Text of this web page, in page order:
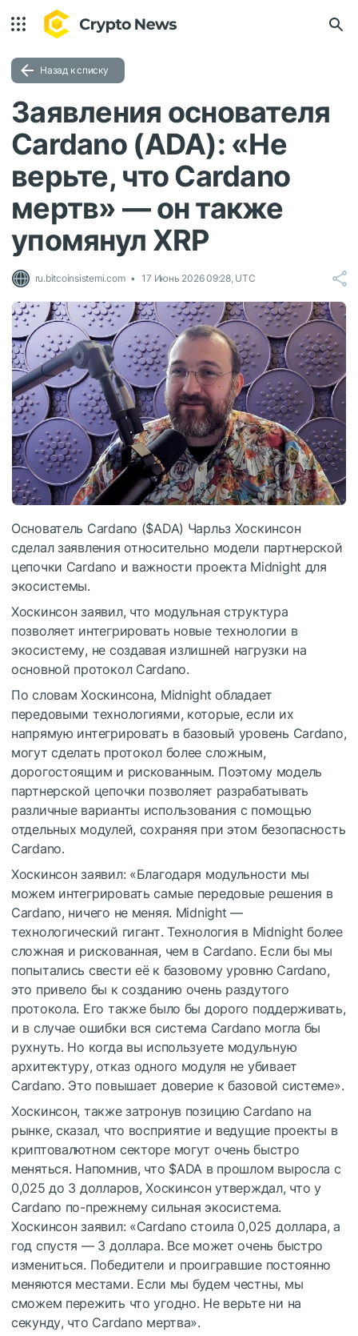
Назад к списку
Заявления основателя
Cardano (ADA): «Не
верьте, что Cardano
мертв» — он также
упомянул XRP
ru.bitcoinsistemi.com 17 Июнь 2026 09:28, UTC
Основатель Cardano ($ADA) Чарльз Хоскинсон
сделал заявления относительно модели партнерской
цепочки Cardano и важности проекта Midnight для
экосистемы.
Хоскинсон заявил, что модульная структура
позволяет интегрировать новые технологии в
экосистему, не создавая излишней нагрузки на
основной протокол Cardano.
По словам Хоскинсона, Midnight обладает
передовыми технологиями, которые, если их
напрямую интегрировать в базовый уровень Cardano,
могут сделать протокол более сложным,
дорогостоящим и рискованным. Поэтому модель
партнерской цепочки позволяет разрабатывать
различные варианты использования с помощью
отдельных модулей, сохраняя при этом безопасность
Cardano.
Хоскинсон заявил: «Благодаря модульности мы
можем интегрировать самые передовые решения в
Cardano, ничего не меняя. Midnight —
технологический гигант. Технология в Midnight более
сложная и рискованная, чем в Cardano. Если бы мы
попытались свести её к базовому уровню Cardano,
это привело бы к созданию очень раздутого
протокола. Его также было бы дорого поддерживать,
и в случае ошибки вся система Cardano могла бы
рухнуть. Но когда вы используете модульную
архитектуру, отказ одного модуля не убивает
Cardano. Это повышает доверие к базовой системе».
Хоскинсон, также затронув позицию Cardano на
рынке, сказал, что восприятие и ведущие проекты в
криптовалютном секторе могут очень быстро
меняться. Напомнив, что $ADA в прошлом выросла с
0,025 до 3 долларов, Хоскинсон утверждал, что у
Cardano по-прежнему сильная экосистема.
Хоскинсон заявил: «Cardano стоила 0,025 доллара, а
год спустя — 3 доллара. Все может очень быстро
измениться. Победители и проигравшие постоянно
меняются местами. Если мы будем честны, мы
сможем пережить что угодно. Не верьте ни на
секунду, что Cardano мертва».